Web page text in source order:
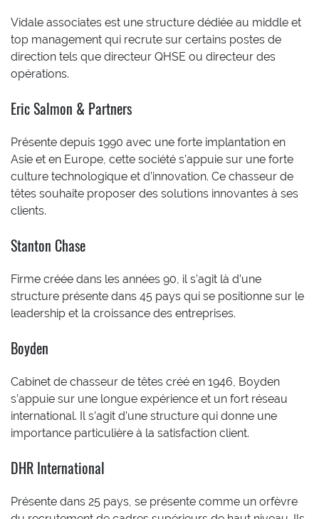
Vidale associates est une structure dédiée au middle et
top management qui recrute sur certains postes de
direction tels que directeur QHSE ou directeur des
opérations.
Eric Salmon & Partners
Présente depuis 1990 avec une forte implantation en
Asie et en Europe, cette société s’appuie sur une forte
culture technologique et d’innovation. Ce chasseur de
têtes souhaite proposer des solutions innovantes à ses
clients.
Stanton Chase
Firme créée dans les années 90, il s’agit là d’une
structure présente dans 45 pays qui se positionne sur le
leadership et la croissance des entreprises.
Boyden
Cabinet de chasseur de têtes créé en 1946, Boyden
s’appuie sur une longue expérience et un fort réseau
international. Il s’agit d’une structure qui donne une
importance particulière à la satisfaction client.
DHR International
Présente dans 25 pays, se présente comme un orfèvre